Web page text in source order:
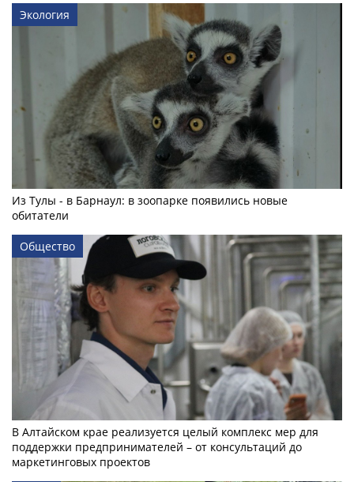
Экология
Из Тулы - в Барнаул: в зоопарке появились новые
обитатели
Общество
В Алтайском крае реализуется целый комплекс мер для
поддержки предпринимателей – от консультаций до
маркетинговых проектов